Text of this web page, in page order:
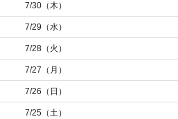
7/30（木）
7/29（水）
7/28（火）
7/27（月）
7/26（日）
7/25（土）